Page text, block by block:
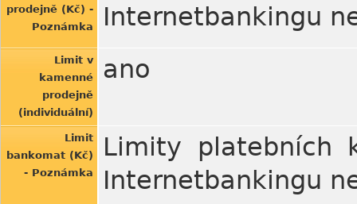
prodejně (Kč) -
Poznámka
Internetbankingu
Limit v
kamenné
prodejně
(individuální)
ano
Limit
bankomat (Kč)
- Poznámka
Limity platebních
Internetbankingu